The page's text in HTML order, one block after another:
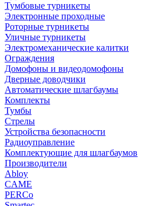
Тумбовые турникеты
Электронные проходные
Роторные турникеты
Уличные турникеты
Электромеханические калитки
Ограждения
Домофоны и видеодомофоны
Дверные доводчики
Автоматические шлагбаумы
Комплекты
Тумбы
Стрелы
Устройства безопасности
Радиоуправление
Комплектующие для шлагбаумов
Производители
Abloy
CAME
PERCo